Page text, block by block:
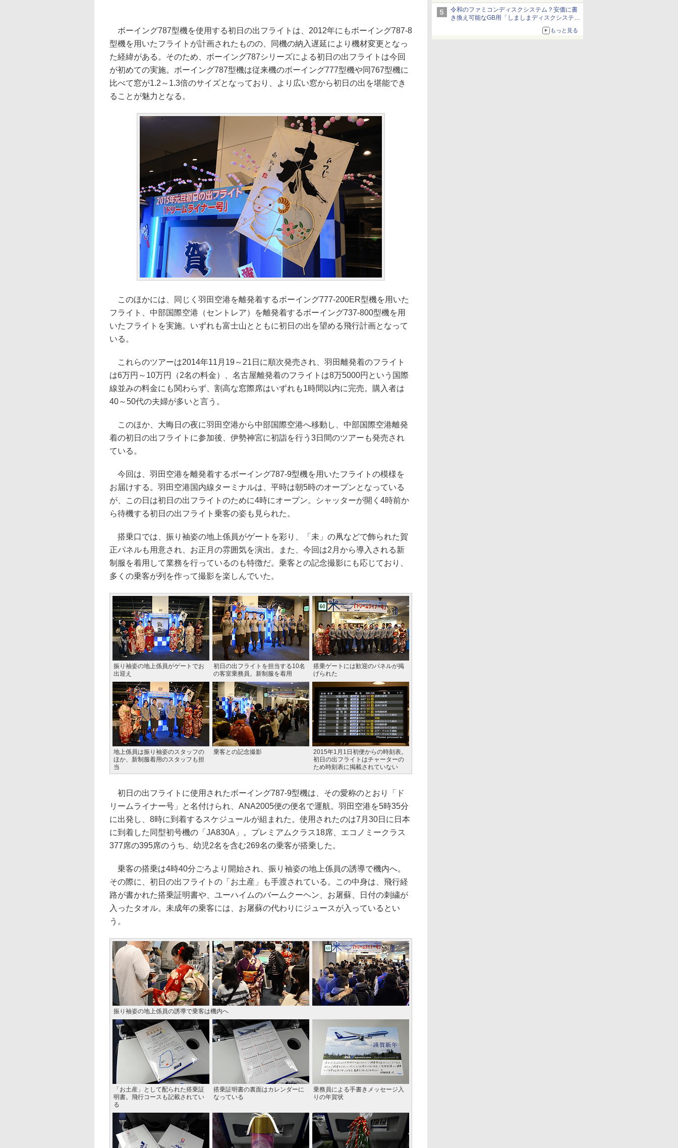
ねっと限定
令和のファミコンディスクシステム？安価に書
き換え可能なGB用「しましまディスクシステ
もっと見る
ボーイング787型機を使用する初日の出フライトは、2012年にもボーイング787-8
型機を用いたフライトが計画されたものの、同機の納入遅延により機材変更となっ
た経緯がある。そのため、ボーイング787シリーズによる初日の出フライトは今回
が初めての実施。ボーイング787型機は従来機のボーイング777型機や同767型機に
比べて窓が1.2～1.3倍のサイズとなっており、より広い窓から初日の出を堪能でき
ることが魅力となる。
このほかには、同じく羽田空港を離発着するボーイング777-200ER型機を用いた
フライト、中部国際空港（セントレア）を離発着するボーイング737-800型機を用
いたフライトを実施。いずれも富士山とともに初日の出を望める飛行計画となって
いる。
これらのツアーは2014年11月19～21日に順次発売され、羽田離発着のフライト
は6万円～10万円（2名の料金）、名古屋離発着のフライトは8万5000円という国際
線並みの料金にも関わらず、割高な窓際席はいずれも1時間以内に完売。購入者は
40～50代の夫婦が多いと言う。
このほか、大晦日の夜に羽田空港から中部国際空港へ移動し、中部国際空港離発
着の初日の出フライトに参加後、伊勢神宮に初詣を行う3日間のツアーも発売され
ている。
今回は、羽田空港を離発着するボーイング787-9型機を用いたフライトの模様を
お届けする。羽田空港国内線ターミナルは、平時は朝5時のオープンとなっている
が、この日は初日の出フライトのために4時にオープン。シャッターが開く4時前か
ら待機する初日の出フライト乗客の姿も見られた。
搭乗口では、振り袖姿の地上係員がゲートを彩り、「未」の凧などで飾られた賀
正パネルも用意され、お正月の雰囲気を演出。また、今回は2月から導入される新
制服を着用して業務を行っているのも特徴だ。乗客との記念撮影にも応じており、
多くの乗客が列を作って撮影を楽しんでいた。
振り袖姿の地上係員がゲートでお
出迎え
初日の出フライトを担当する10名
の客室乗務員。新制服を着用
搭乗ゲートには歓迎のパネルが掲
げられた
地上係員は振り袖姿のスタッフの
ほか、新制服着用のスタッフも担
当
乗客との記念撮影
2015年1月1日初便からの時刻表。
初日の出フライトはチャーターの
ため時刻表に掲載されていない
初日の出フライトに使用されたボーイング787-9型機は、その愛称のとおり「ド
リームライナー号」と名付けられ、ANA2005便の便名で運航。羽田空港を5時35分
に出発し、8時に到着するスケジュールが組まれた。使用されたのは7月30日に日本
に到着した同型初号機の「JA830A」。プレミアムクラス18席、エコノミークラス
377席の395席のうち、幼児2名を含む269名の乗客が搭乗した。
乗客の搭乗は4時40分ごろより開始され、振り袖姿の地上係員の誘導で機内へ。
その際に、初日の出フライトの「お土産」も手渡されている。この中身は、飛行経
路が書かれた搭乗証明書や、ユーハイムのバームクーヘン、お屠蘇、日付の刺繍が
入ったタオル。未成年の乗客には、お屠蘇の代わりにジュースが入っているとい
う。
振り袖姿の地上係員の誘導で乗客は機内へ
「お土産」として配られた搭乗証
明書。飛行コースも記載されてい
る
搭乗証明書の裏面はカレンダーに
なっている
乗務員による手書きメッセージ入
りの年賀状